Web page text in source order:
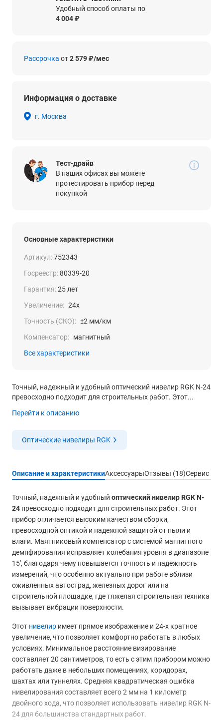
Удобный способ оплаты по
4 004 ₽
Рассрочка от2 579 ₽/мес
Информация о доставке
г. Москва
Тест-драйв
В наших офисах вы можете
протестировать прибор перед
покупкой
Основные характеристики
Артикул:752343
Госреестр:80339-20
Гарантия:25 лет
Увеличение: 24x
Точность (СКО): ±2 мм/км
Компенсатор: магнитный
Все характеристики
Точный, надежный и удобный оптический нивелир RGK N-24
превосходно подходит для строительных работ. Этот...
Перейти к описанию
Оптические нивелиры RGK
Описание и характеристикиАксессуарыОтзывы (18)Сервис
Точный, надежный и удобный оптический нивелир RGK N-
24 превосходно подходит для строительных работ. Этот
прибор отличается высоким качеством сборки,
превосходной оптикой и надежной защитой от пыли и
влаги. Маятниковый компенсатор с системой магнитного
демпфирования исправляет колебания уровня в диапазоне
15', благодаря чему повышается точность и надежность
измерений, что особенно актуально при работе вблизи
оживленных автострад, железных дорог или на
строительной площадке, где тяжелая строительная техника
вызывает вибрации поверхности.
Этот нивелир имеет прямое изображение и 24-х кратное
увеличение, что позволяет комфортно работать в любых
условиях. Минимальное расстояние визирование
составляет 20 сантиметров, то есть с этим прибором можно
работать даже в небольших помещениях, коридорах,
шахтах или туннелях. Средняя квадратическая ошибка
нивелирования составляет всего 2 мм на 1 километр
двойного хода, что позволяет использовать нивелир RGK N-
24 для большинства стандартных работ.